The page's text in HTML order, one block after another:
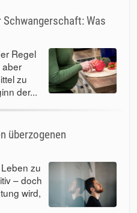
Schwangerschaft: Was
Regel
aber
zu
der...
überzogenen
zu
– doch
wird,